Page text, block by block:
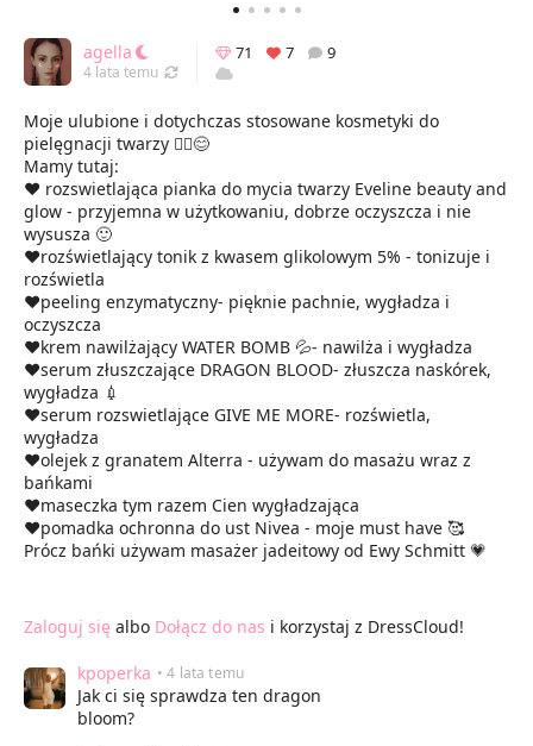
agella
4 lata temu Odświeżony 19.09.2022 21:03
71 7 9
Moje ulubione i dotychczas stosowane kosmetyki do
pielęgnacji twarzy 🧖‍♀️😊
Mamy tutaj:
❤ rozswietlająca pianka do mycia twarzy Eveline beauty and
glow - przyjemna w użytkowaniu, dobrze oczyszcza i nie
wysusza 🙂
❤rozświetlający tonik z kwasem glikolowym 5% - tonizuje i
rozświetla
❤peeling enzymatyczny- pięknie pachnie, wygładza i
oczyszcza
❤krem nawilżający WATER BOMB 💦- nawilża i wygładza
❤serum złuszczające DRAGON BLOOD- złuszcza naskórek,
wygładza 💉
❤serum rozswietlające GIVE ME MORE- rozświetla,
wygładza
❤olejek z granatem Alterra - używam do masażu wraz z
bańkami
❤maseczka tym razem Cien wygładzająca
❤pomadka ochronna do ust Nivea - moje must have 🥰
Prócz bańki używam masażer jadeitowy od Ewy Schmitt 💗
Zaloguj się albo Dołącz do nas i korzystaj z DressCloud!
kpoperka • 4 lata temu
Jak ci się sprawdza ten dragon
bloom?